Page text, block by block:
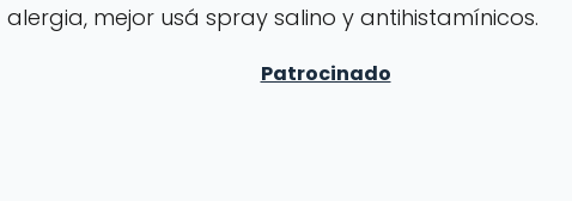
mejor usá spray salino y antihistamínicos.